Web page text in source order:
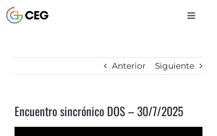
al
contenido
Toggle
BIBLIOTECA
Anterior Siguiente
Encuentro sincrónico DOS – 30/7/2025